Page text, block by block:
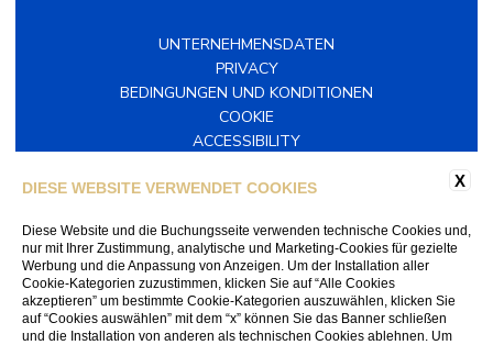
UNTERNEHMENSDATEN
PRIVACY
BEDINGUNGEN UND KONDITIONEN
COOKIE
ACCESSIBILITY
FOLGEN SIE UNS IN DEN SOZIALEN MEDIEN
Facebook
Instagram
X
DIESE WEBSITE VERWENDET COOKIES
Diese Website und die Buchungsseite verwenden technische Cookies und,
nur mit Ihrer Zustimmung, analytische und Marketing-Cookies für gezielte
Werbung und die Anpassung von Anzeigen. Um der Installation aller
Cookie-Kategorien zuzustimmen, klicken Sie auf “Alle Cookies
akzeptieren” um bestimmte Cookie-Kategorien auszuwählen, klicken Sie
auf “Cookies auswählen” mit dem “x” können Sie das Banner schließen
und die Installation von anderen als technischen Cookies ablehnen. Um